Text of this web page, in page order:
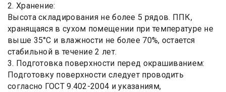
2. Хранение:
Высота складирования не более 5 рядов. ППК,
хранящаяся в сухом помещении при температуре не
выше 35°С и влажности не более 70%, остается
стабильной в течение 2 лет.
3. Подготовка поверхности перед окрашиванием:
Подготовку поверхности следует проводить
согласно ГОСТ 9.402-2004 и указаниям,